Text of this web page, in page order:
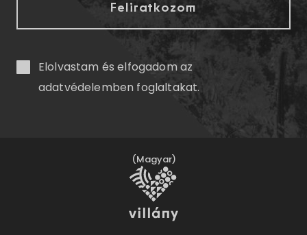
Elolvastam és elfogadom az
adatvédelemben foglaltakat.
(Magyar)